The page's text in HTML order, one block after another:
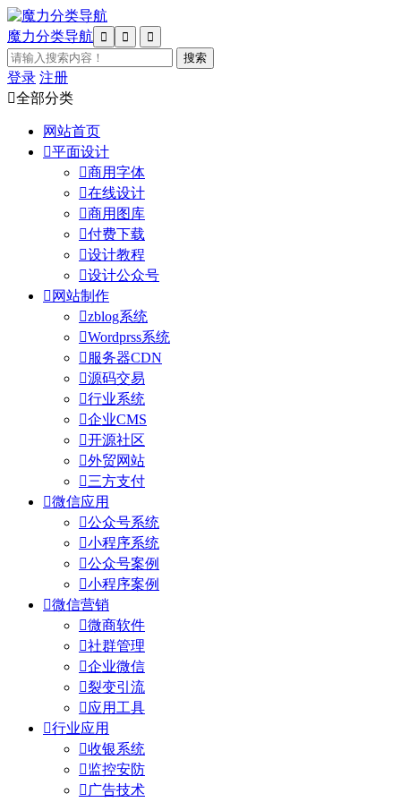
魔力分类导航   
登录 注册
全部分类
网站首页
平面设计
商用字体
在线设计
商用图库
付费下载
设计教程
设计公众号
 网站制作
zblog系统
Wordprss系统
 服务器CDN
源码交易
行业系统
企业CMS
开源社区
外贸网站
三方支付
微信应用
公众号系统
小程序系统
公众号案例
小程序案例
微信营销
微商软件
社群管理
企业微信
裂变引流
应用工具
行业应用
收银系统
监控安防
 广告技术